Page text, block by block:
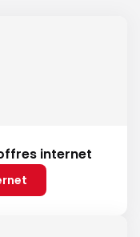
internet